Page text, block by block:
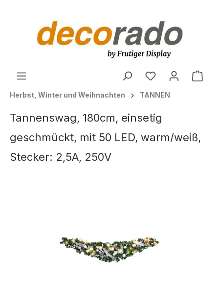
Herbst, Winter und Weihnachten TANNEN
Tannenswag, 180cm, einsetig
geschmückt, mit 50 LED, warm/weiß,
Stecker: 2,5A, 250V